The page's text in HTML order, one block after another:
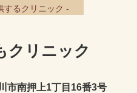
するクリニック -
クリニック
市南押上1丁目16番3号